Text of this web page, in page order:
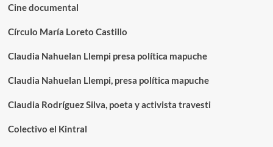
Cine documental
Círculo María Loreto Castillo
Claudia Nahuelan Llempi presa política mapuche
Claudia Nahuelan Llempi, presa política mapuche
Claudia Rodríguez Silva, poeta y activista travesti
Colectivo el Kintral